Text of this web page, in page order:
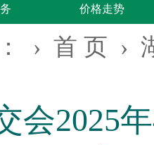
价格走势
› 首 页 ›
会2025